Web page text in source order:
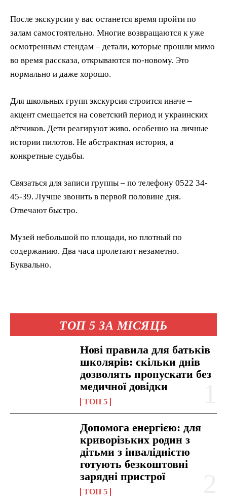
ТОП 5 ЗА МІСЯЦЬ
Нові правила для батьків
школярів: скільки днів
дозволять пропускати без
медичної довідки
ТОП 5
Допомога енергією: для
криворізьких родин з
дітьми з інвалідністю
готують безкоштовні
зарядні пристрої
ТОП 5
После экскурсии у вас останется время пройти по
залам самостоятельно. Многие возвращаются к уже
осмотренным стендам – детали, которые прошли мимо
во время рассказа, открываются по-новому. Это
нормально и даже хорошо.
Для школьных групп экскурсия строится иначе –
акцент смещается на советский период и украинских
лётчиков. Дети реагируют живо, особенно на личные
истории пилотов. Не абстрактная история, а
конкретные судьбы.
Связаться для записи группы – по телефону 0522 34-
45-39. Лучше звонить в первой половине дня.
Отвечают быстро.
Музей небольшой по площади, но плотный по
содержанию. Два часа пролетают незаметно.
Буквально.